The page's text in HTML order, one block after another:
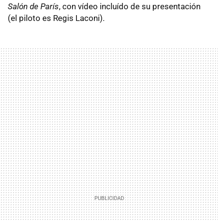
Salón de París, con vídeo incluído de su presentación
(el piloto es Regis Laconi).